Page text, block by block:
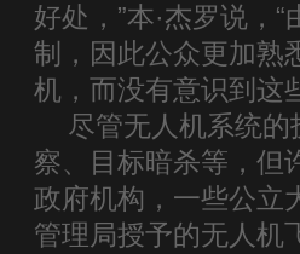
好处，”本·杰罗说，
制，因此公众更加熟
机，而没有意识到这
尽管无人机系统
察、目标暗杀等，但
政府机构，一些公立
管理局授予的无人机